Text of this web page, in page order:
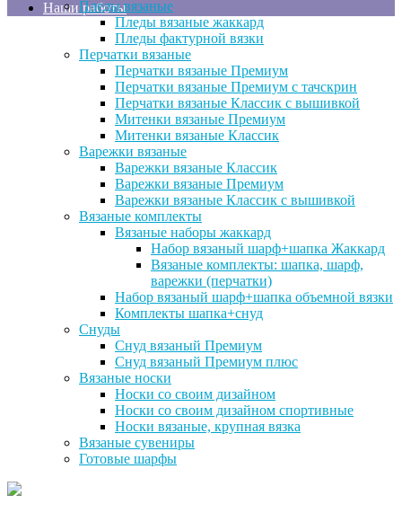
Пледы вязаные
Пледы вязаные жаккард
Пледы фактурной вязки
Перчатки вязаные
Перчатки вязаные Премиум
Перчатки вязаные Премиум с тачскрин
Перчатки вязаные Классик с вышивкой
Митенки вязаные Премиум
Митенки вязаные Классик
Варежки вязаные
Варежки вязаные Классик
Варежки вязаные Премиум
Варежки вязаные Классик с вышивкой
Вязаные комплекты
Вязаные наборы жаккард
Набор вязаный шарф+шапка Жаккард
Вязаные комплекты: шапка, шарф,
варежки (перчатки)
Набор вязаный шарф+шапка объемной вязки
Комплекты шапка+снуд
Снуды
Снуд вязаный Премиум
Снуд вязаный Премиум плюс
Вязаные носки
Носки со своим дизайном
Носки со своим дизайном спортивные
Носки вязаные, крупная вязка
Вязаные сувениры
Готовые шарфы
Наши работы
Шарфы, варежки, перчатки, шапки с
возможностью нанесения
оригинальных логотипов, рисунков
или надписей. Продукция
изготавливается на заказ с учетом
ваших пожеланий.
Шарфы, варежки, перчатки, шапки с
возможностью нанесения
оригинальных логотипов, рисунков
или надписей. Продукция
изготавливается на заказ с учетом
ваших пожеланий.
Шарфы, варежки, перчатки, шапки с
возможностью нанесения
оригинальных логотипов, рисунков
или надписей. Продукция
изготавливается на заказ с учетом
ваших пожеланий.